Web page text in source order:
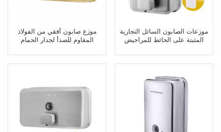
موزع صابون أفقي من الفولاذ
المقاوم للصدأ لجدار الحمام
موزعات الصابون السائل التجارية
المثبتة على الحائط للمراحيض